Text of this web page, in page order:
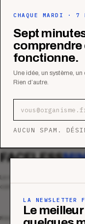
CHAQUE MARDI · 7
Sept
comprendre
fonctionne.
Une idée, un système,
Rien d’autre.
AUCUN SPAM.
LA NEWSLETTER
Le
FACELESS
commerciale des organismes
MAGAZINE